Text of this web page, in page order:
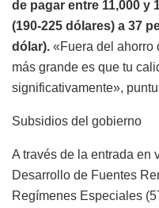
de pagar entre 11,000 y
(190-225 dólares) a 37
dólar). «Fuera del ahorro
más grande es que tu
significativamente»,
Subsidios del gobierno
A través de la entrada en
Desarrollo de Fuentes
Regímenes Especiales